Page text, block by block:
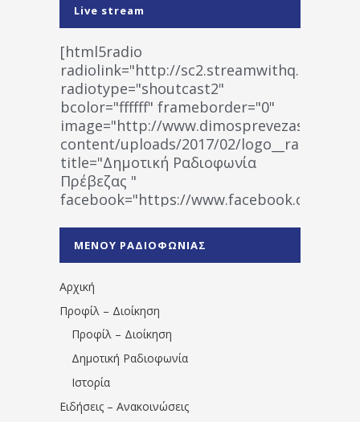
Live stream
[html5radio
radiolink="http://
radiotype="shoutcast2"
bcolor="ffffff" frameborder="0"
image="http://www.dimosprevezas.gr/wp-
content/uploads/2017/02/
title="Δημοτική Ραδιοφωνία
Πρέβεζας "
facebook="https://www.facebook.com/
1531194763766854/" artist="" ]
ΜΕΝΟΥ ΡΑΔΙΟΦΩΝΙΑΣ
Αρχική
Προφίλ – Διοίκηση
Προφίλ – Διοίκηση
Δημοτική Ραδιοφωνία
Ιστορία
Ειδήσεις – Ανακοινώσεις